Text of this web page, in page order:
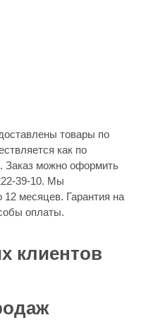
товары по
как по
Заказ можно оформить
39-10. Мы
12 месяцев. Гарантия на
оплаты.
клиентов